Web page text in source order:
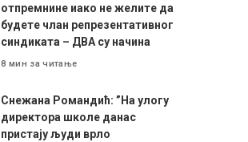
отпремнине иако не желите да
будете члан репрезентативног
синдиката – ДВА су начина
8 мин за читање
Снежана Романдић: ”На улогу
директора школе данас
пристају људи врло